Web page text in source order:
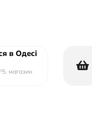
в Одесі
магазин